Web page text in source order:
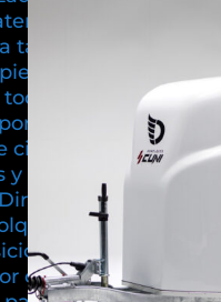
también
años
están
Cuni
calidad.